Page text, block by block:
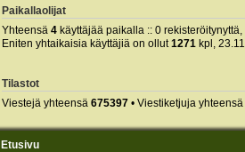
Paikallaolijat
Yhteensä 4käyttäjää paikalla :: 0
Eniten yhtaikaisia käyttäjiä on ollut1271kpl,
Tilastot
Viestejä yhteensä 675397• Viestiketjuja yhteensä
Etusivu